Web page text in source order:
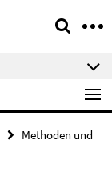
Methoden und